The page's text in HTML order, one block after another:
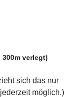
verlegt)
sich das nur
möglich.)